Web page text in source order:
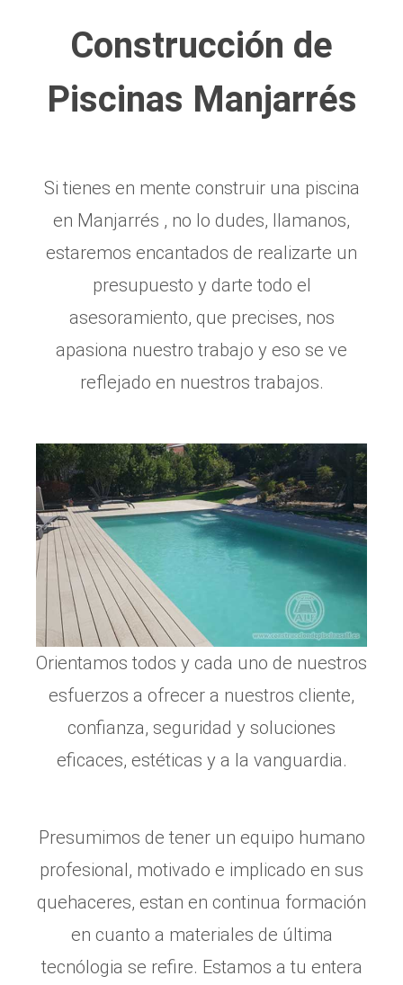
Construcción de
Piscinas Manjarrés
Si tienes en mente construir una piscina
en Manjarrés , no lo dudes, llamanos,
estaremos encantados de realizarte un
presupuesto y darte todo el
asesoramiento, que precises, nos
apasiona nuestro trabajo y eso se ve
reflejado en nuestros trabajos.
Orientamos todos y cada uno de nuestros
esfuerzos a ofrecer a nuestros cliente,
confianza, seguridad y soluciones
eficaces, estéticas y a la vanguardia.
Presumimos de tener un equipo humano
profesional, motivado e implicado en sus
quehaceres, estan en continua formación
en cuanto a materiales de última
tecnólogia se refire. Estamos a tu entera